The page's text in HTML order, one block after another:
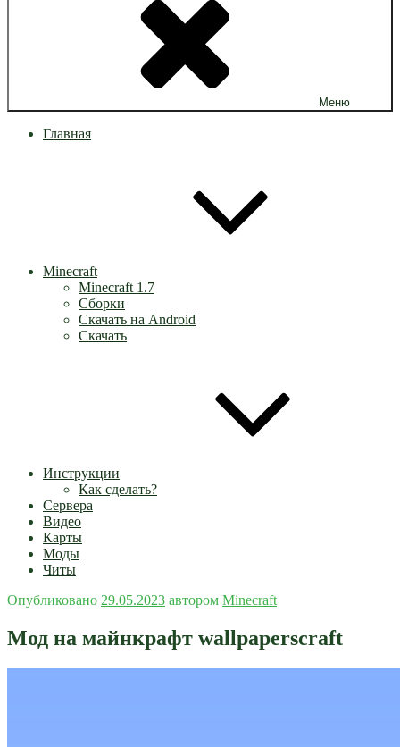
Меню
Главная
Minecraft
Minecraft 1.7
Сборки
Скачать на Android
Скачать
Инструкции
Как сделать?
Сервера
Видео
Карты
Моды
Читы
Опубликовано 29.05.2023 автором Minecraft
Мод на майнкрафт wallpaperscraft